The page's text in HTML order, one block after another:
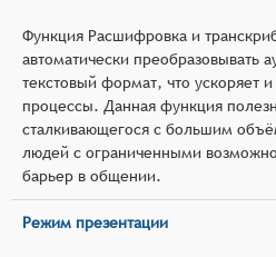
Функция Расшифровка и
автоматически преобразовывать
текстовый формат, что ускоряет
процессы. Данная функция
сталкивающегося с большим
людей с ограниченными
барьер в общении.
Режим презентации